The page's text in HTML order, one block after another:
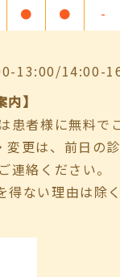
● ● -
13:00/14:00-
】
患者様に無料で
変更は、前日の
連絡ください。
ない理由は除く